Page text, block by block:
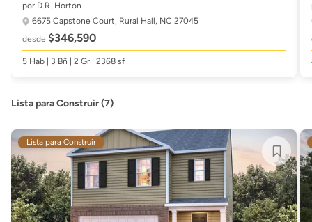
por D.R. Horton
6675 Capstone Court, Rural Hall, NC 27045
desde $346,590
5 Hab | 3 Bñ | 2 Gr | 2368 sf
Lista para Construir (7)
Lista para Construir